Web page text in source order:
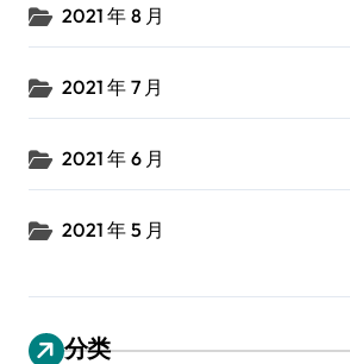
2021 年 8 月
2021 年 7 月
2021 年 6 月
2021 年 5 月
分类